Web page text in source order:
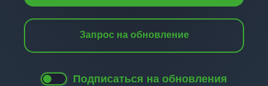
Запрос на обновление
Подписаться на обновления